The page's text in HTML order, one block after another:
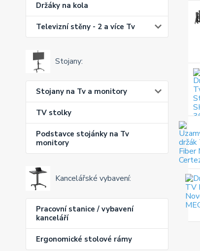
Držáky na kola
Televizní stěny - 2 a více Tv
Stojany:
Stojany na Tv a monitory
TV stolky
Podstavce stojánky na Tv
monitory
Kancelářské vybavení:
Pracovní stanice / vybavení
kanceláří
Ergonomické stolové rámy